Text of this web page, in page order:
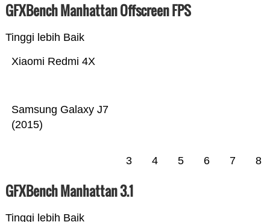
GFXBench Manhattan Offscreen FPS
Tinggi lebih Baik
Samsung Galaxy J7
(2015)
Xiaomi Redmi 4X
3 4 5 6 7 8
GFXBench Manhattan 3.1
Tinggi lebih Baik